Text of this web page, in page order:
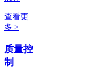
查看更
多 >
质量控
制